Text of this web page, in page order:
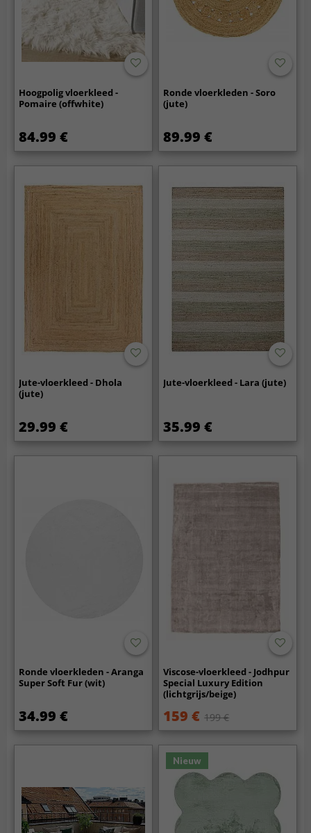
Hoogpolig vloerkleed -
Pomaire (offwhite)
84.99 €
Ronde vloerkleden - Soro
(jute)
89.99 €
Jute-vloerkleed - Dhola
(jute)
29.99 €
Jute-vloerkleed - Lara (jute)
35.99 €
Ronde vloerkleden - Aranga
Super Soft Fur (wit)
34.99 €
Viscose-vloerkleed - Jodhpur
Special Luxury Edition
(lichtgrijs/beige)
159 € 199 €
Nieuw